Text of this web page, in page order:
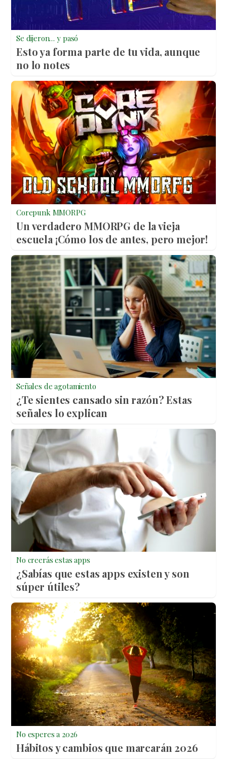
Se dijeron… y pasó
Esto ya forma parte de tu vida, aunque
no lo notes
Corepunk MMORPG
Un verdadero MMORPG de la vieja
escuela ¡Cómo los de antes, pero mejor!
Señales de agotamiento
¿Te sientes cansado sin razón? Estas
señales lo explican
No creerás estas apps
¿Sabías que estas apps existen y son
súper útiles?
No esperes a 2026
Hábitos y cambios que marcarán 2026